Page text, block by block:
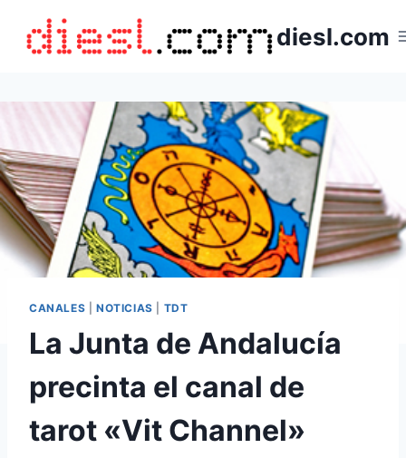
contenido
diesl.com
CANALES NOTICIAS TDT
La Junta de Andalucía
precinta el canal de
tarot «Vit Channel»